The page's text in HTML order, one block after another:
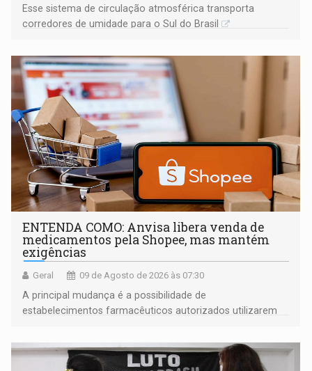
Esse sistema de circulação atmosférica transporta
corredores de umidade para o Sul do Brasil
ENTENDA COMO: Anvisa libera venda de
medicamentos pela Shopee, mas mantém
exigências
Geral 09 de Agosto de 2026 às 07:30
A principal mudança é a possibilidade de
estabelecimentos farmacêuticos autorizados utilizarem